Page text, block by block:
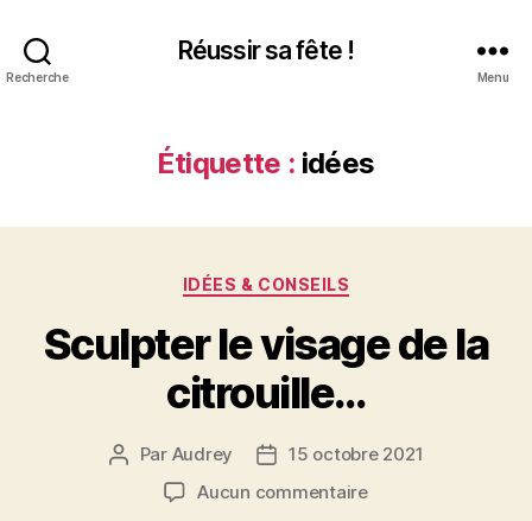
Recherche
Réussir sa fête !
Menu
Étiquette : idées
Catégories
IDÉES & CONSEILS
Sculpter le visage de la
citrouille…
Auteur
l’article
Par Audrey
Date15 octobre 2021
Aucun commentairesur